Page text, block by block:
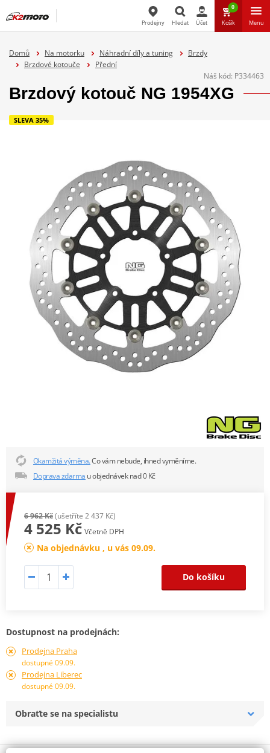
Prodejny Hledat Účet
0
Košík Menu
Domů Na motorku Náhradní díly a tuning
Brzdy
Brzdové kotouče
Přední
Náš kód: P334463
Brzdový kotouč NG 1954XG
SLEVA 35%
Okamžitá výměna.Co vám nebude, ihned vyměníme.
Doprava zdarma u objednávek nad 0 Kč
6 962 Kč(ušetříte 2 437 Kč)
4 525 Kč Včetně DPH
Na objednávku , u vás 09.09.
Do košíku
Dostupnost na prodejnách:
Prodejna Praha
dostupné 09.09.
Prodejna Liberec
dostupné 09.09.
Obraťte se na specialistu